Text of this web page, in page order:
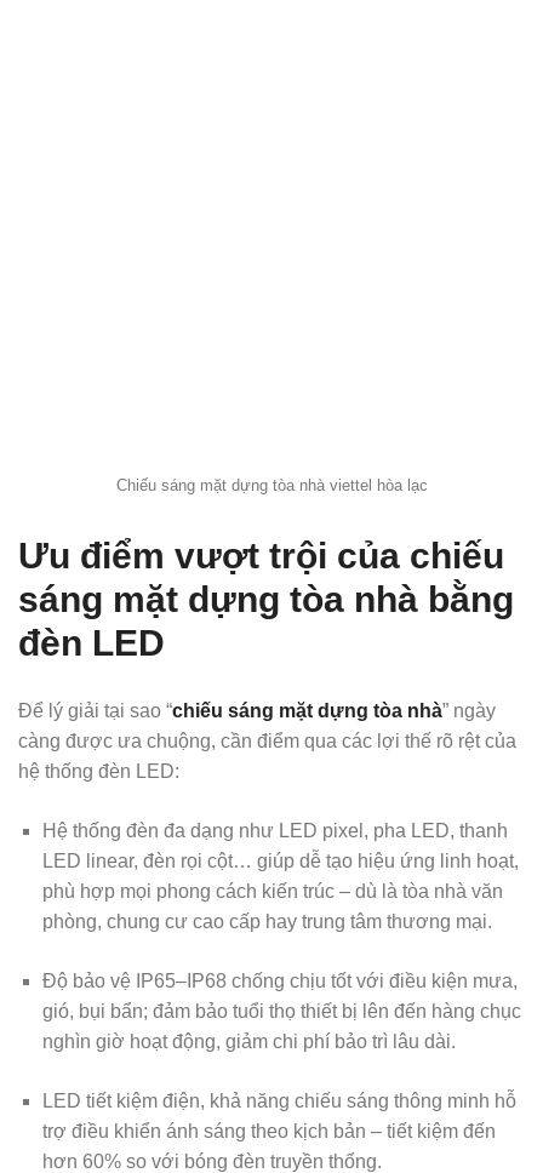
Chiếu sáng mặt dựng tòa nhà viettel hòa lạc
Ưu điểm vượt trội của chiếu
sáng mặt dựng tòa nhà bằng
đèn LED
Để lý giải tại sao “chiếu sáng mặt dựng tòa nhà” ngày
càng được ưa chuộng, cần điểm qua các lợi thế rõ rệt của
hệ thống đèn LED:
Hệ thống đèn đa dạng như LED pixel, pha LED, thanh
LED linear, đèn rọi cột… giúp dễ tạo hiệu ứng linh hoạt,
phù hợp mọi phong cách kiến trúc – dù là tòa nhà văn
phòng, chung cư cao cấp hay trung tâm thương mại.
Độ bảo vệ IP65–IP68 chống chịu tốt với điều kiện mưa,
gió, bụi bẩn; đảm bảo tuổi thọ thiết bị lên đến hàng chục
nghìn giờ hoạt động, giảm chi phí bảo trì lâu dài.
LED tiết kiệm điện, khả năng chiếu sáng thông minh hỗ
trợ điều khiển ánh sáng theo kịch bản – tiết kiệm đến
hơn 60% so với bóng đèn truyền thống.